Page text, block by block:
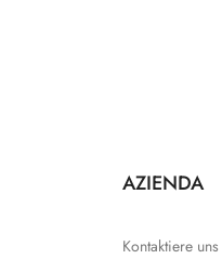
AZIENDA
Kontaktiere uns